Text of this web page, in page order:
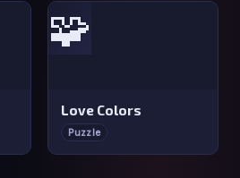
🧩
Love Colors
Puzzle